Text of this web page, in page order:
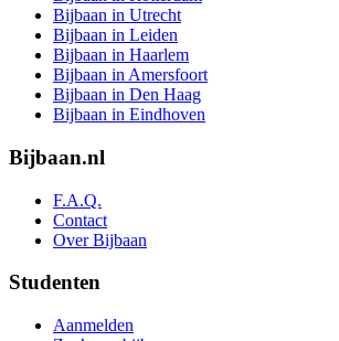
Bijbaan in Utrecht
Bijbaan in Leiden
Bijbaan in Haarlem
Bijbaan in Amersfoort
Bijbaan in Den Haag
Bijbaan in Eindhoven
Bijbaan.nl
F.A.Q.
Contact
Over Bijbaan
Studenten
Aanmelden